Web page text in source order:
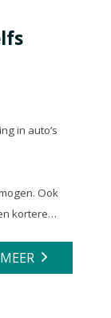
in auto’s
Ook
kortere